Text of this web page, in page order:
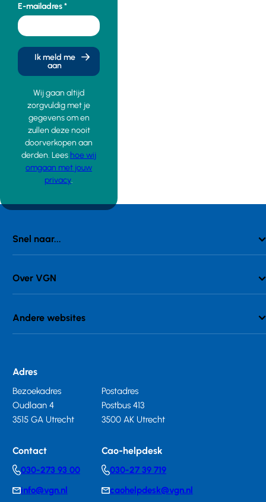
E-mailadres
Ik meld me
aan
Wij gaan altijd
zorgvuldig met je
gegevens om en
zullen deze nooit
doorverkopen aan
derden. Lees hoe wij
omgaan met jouw
privacy.
Snel naar...
Over VGN
Andere websites
Adres
Bezoekadres
Oudlaan 4
3515 GA Utrecht
Postadres
Postbus 413
3500 AK Utrecht
Contact
Telephonenumber
030-273 93 00
E-info@vgn.nl
Cao-helpdesk
Telephonenumber
030-27 39 719
E-caohelpdesk@vgn.nl